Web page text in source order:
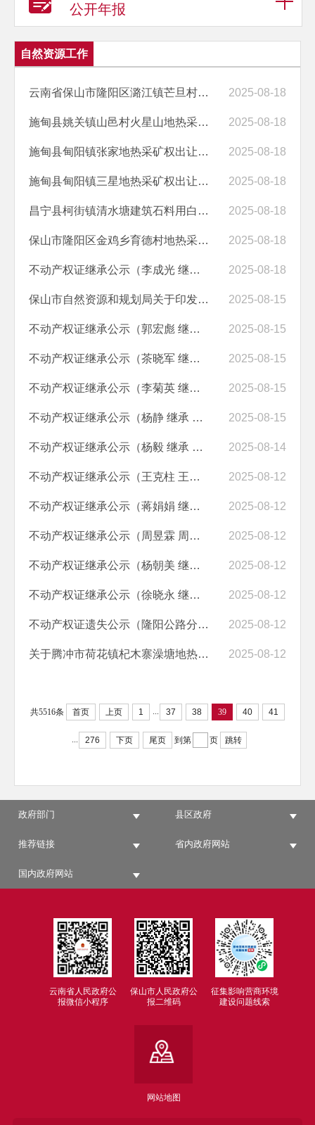
公开年报
自然资源工作
云南省保山市隆阳区潞江镇芒旦村地热采矿权出让成交结果公示 2025-08-18
施甸县姚关镇山邑村火星山地热采矿权出让成交结果公示 2025-08-18
施甸县甸阳镇张家地热采矿权出让成交结果公示 2025-08-18
施甸县甸阳镇三星地热采矿权出让成交结果公示 2025-08-18
昌宁县柯街镇清水塘建筑石料用白云岩矿采矿权挂牌出让公告 2025-08-18
保山市隆阳区金鸡乡育德村地热采矿权挂牌更正公告 2025-08-18
不动产权证继承公示（李成光 继承 李金元） 2025-08-18
保山市自然资源和规划局关于印发《保山市国土空间生态修复规划（2021-20... 2025-08-15
不动产权证继承公示（郭宏彪 继承 张美林) 2025-08-15
不动产权证继承公示（茶晓军 继承 茶树元) 2025-08-15
不动产权证继承公示（李菊英 继承 张希宽) 2025-08-15
不动产权证继承公示（杨静 继承 杨兴德） 2025-08-15
不动产权证继承公示（杨毅 继承 杨俊超） 2025-08-14
不动产权证继承公示（王克柱 王玉兰 继承 王美英） 2025-08-12
不动产权证继承公示（蒋娟娟 继承 段翠兰） 2025-08-12
不动产权证继承公示（周昱霖 周子杰 继承 周加勇） 2025-08-12
不动产权证继承公示（杨朝美 继承 杨国兴） 2025-08-12
不动产权证继承公示（徐晓永 继承 徐志富） 2025-08-12
不动产权证遗失公示（隆阳公路分局 原：保山公路管理总段保山公路段） 2025-08-12
关于腾冲市荷花镇杞木寨澡塘地热水采矿权出让收益起始价计算报告内容的公示 2025-08-12
共5516条 首页 上页 1 ... 37 38 39 40 41
... 276 下页 尾页 到第 页 跳转
政府部门 县区政府
推荐链接 省内政府网站
国内政府网站
云南省人民政府公
报微信小程序
保山市人民政府公
报二维码
征集影响营商环境
建设问题线索
网站地图